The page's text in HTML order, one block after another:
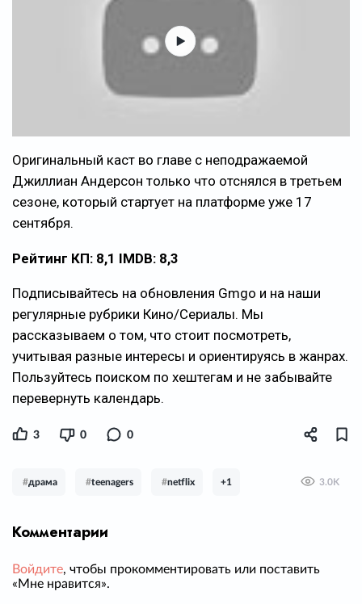
Оригинальный каст во главе с неподражаемой
Джиллиан Андерсон только что отснялся в третьем
сезоне, который стартует на платформе уже 17
сентября.
Рейтинг КП: 8,1 IMDB: 8,3
Подписывайтесь на обновления Gmgo и на наши
регулярные рубрики Кино/Сериалы. Мы
рассказываем о том, что стоит посмотреть,
учитывая разные интересы и ориентируясь в жанрах.
Пользуйтесь поиском по хештегам и не забывайте
перевернуть календарь.
3 0 0
#драма #teenagers #netflix +1 3.0K
Комментарии
Войдите, чтобы прокомментировать или поставить
«Мне нравится».